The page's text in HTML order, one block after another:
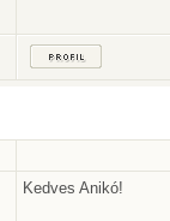
Kedves Anikó!